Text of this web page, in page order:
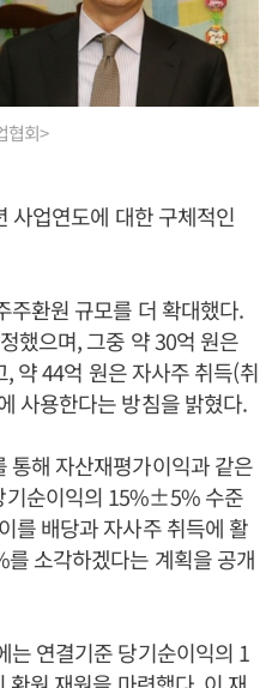
협회>
사업연도에 대한 구체적인
주환원 규모를 더 확대했다.
했으며, 그중 약 30억 원은
약 44억 원은 자사주 취득(취
사용한다는 방침을 밝혔다.
통해 자산재평가이익과 같은
기순이익의 15%±5% 수준
를 배당과 자사주 취득에 활
소각하겠다는 계획을 공개
는 연결기준 당기순이익의 1